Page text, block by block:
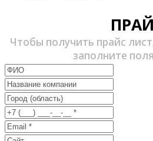
Чтобы получить прайс
заполните